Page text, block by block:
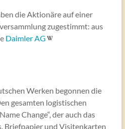
die Aktionäre auf einer
zugestimmt: aus
Daimler AG
Werken begonnen die
gesamten logistischen
Change“, der auch das
Briefpapier und Visitenkarten